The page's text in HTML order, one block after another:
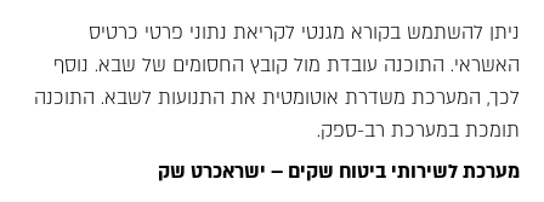
ניתן להשתמש בקורא מגנטי לקריאת נתוני פרטי כרטיס
האשראי. התוכנה עובדת מול קובץ החסומים של שבא. נוסף
לכך, המערכת משדרת אוטומטית את התנועות לשבא. התוכנה
תומכת במערכת רב-ספק.
מערכת לשירותי ביטוח שקים – ישראכרט שק